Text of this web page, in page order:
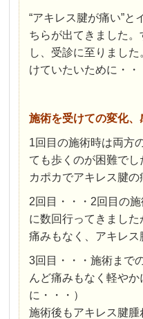
“アキレス腱が痛い”と
ちらが出てきました
し、受診に至りまし
けていたいために・・
施術を受けての変化
1回目の施術時は両方
ても歩くのが困難で
カポカでアキレス腱の
2回目・・・2回目の
に数回行ってきまし
痛みもなく、アキレ
3回目・・・施術まで
んど痛みもなく軽や
に・・・）
施術後もアキレス腱